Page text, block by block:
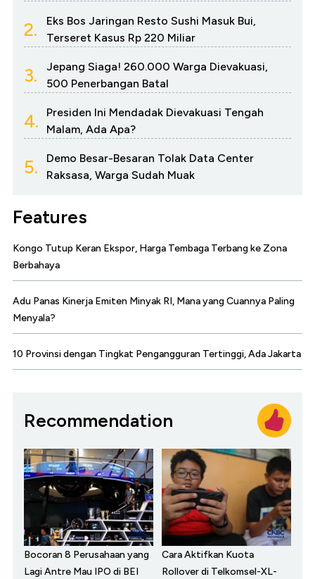
2.
Eks Bos Jaringan Resto Sushi Masuk Bui,
Terseret Kasus Rp 220 Miliar
3.
Jepang Siaga! 260.000 Warga Dievakuasi,
500 Penerbangan Batal
4.
Presiden Ini Mendadak Dievakuasi Tengah
Malam, Ada Apa?
5.
Demo Besar-Besaran Tolak Data Center
Raksasa, Warga Sudah Muak
Features
Kongo Tutup Keran Ekspor, Harga Tembaga Terbang ke Zona
Berbahaya
Adu Panas Kinerja Emiten Minyak RI, Mana yang Cuannya Paling
Menyala?
10 Provinsi dengan Tingkat Pengangguran Tertinggi, Ada Jakarta
Recommendation
Bocoran 8 Perusahaan yang
Lagi Antre Mau IPO di BEI
Cara Aktifkan Kuota
Rollover di Telkomsel-XL-